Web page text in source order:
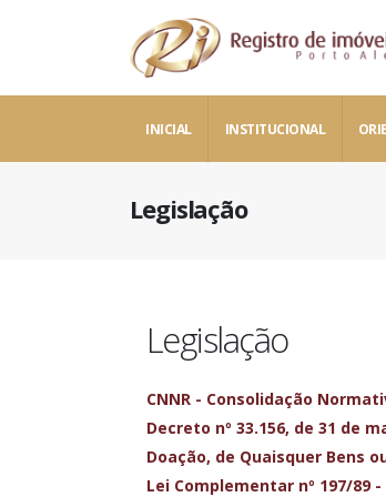
INICIAL INSTITUCIONAL
Legislação
Legislação
CNNR - Consolidação
Decreto nº 33.156, de 31 de
Doação, de Quaisquer Bens
Lei Complementar nº 197/